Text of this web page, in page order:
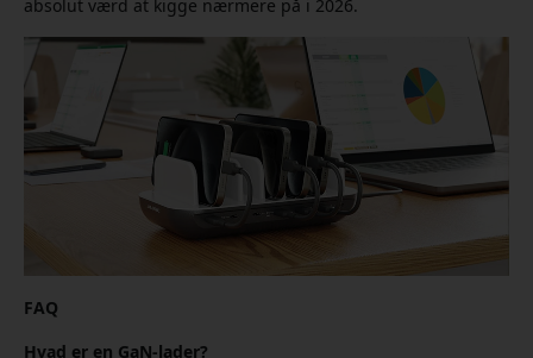
absolut værd at kigge nærmere på i 2026.
FAQ
Hvad er en GaN-lader?